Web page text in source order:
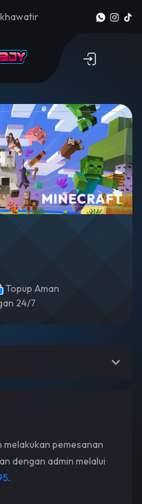
Topup Aman
24/7
pemesanan
dengan admin melalui
.